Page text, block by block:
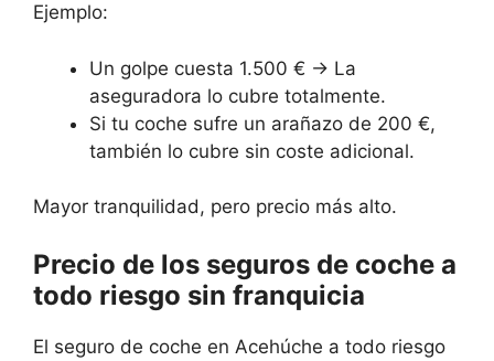
Ejemplo:
Un golpe cuesta 1.500 € → La
aseguradora lo cubre totalmente.
Si tu coche sufre un arañazo de 200 €,
también lo cubre sin coste adicional.
Mayor tranquilidad, pero precio más alto.
Precio de los seguros de coche a
todo riesgo sin franquicia
El seguro de coche en Acehúche a todo riesgo